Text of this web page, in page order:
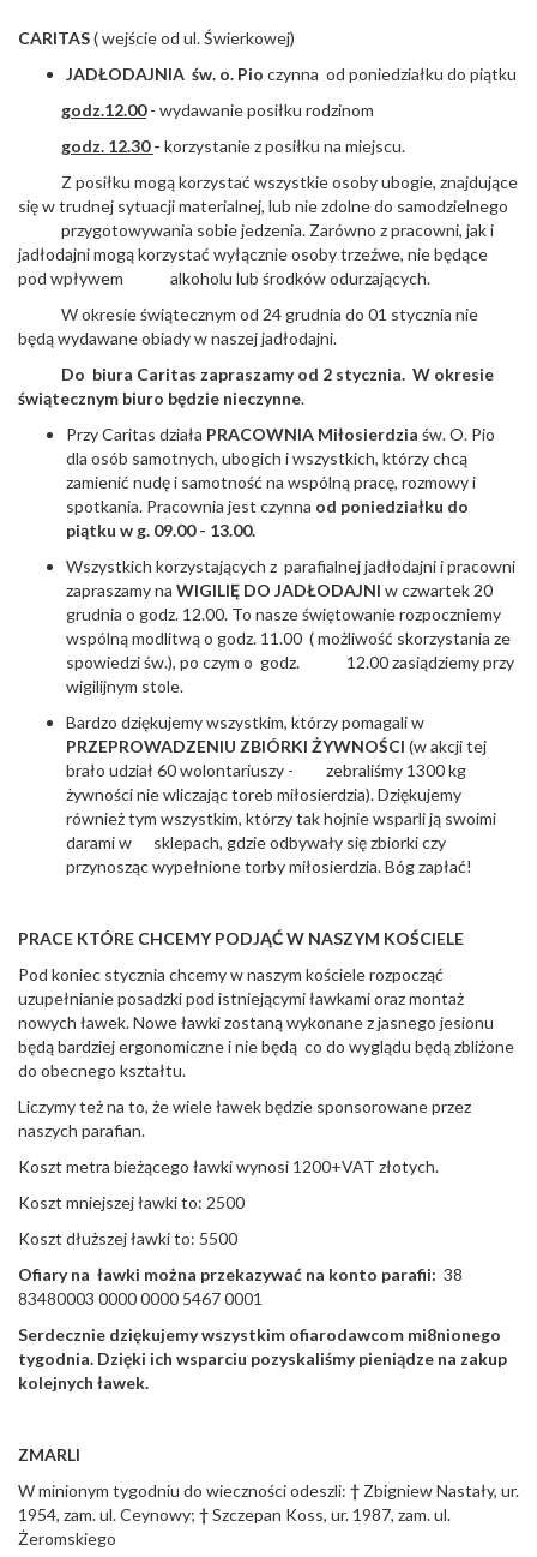
CARITAS( wejście od ul. Świerkowej)
JADŁODAJNIA św. o. Pio czynna od poniedziałku do piątku
godz.12.00 - wydawanie posiłku rodzinom
godz. 12.30- korzystanie z posiłku na miejscu.
Z posiłku mogą korzystać wszystkie osoby ubogie, znajdujące
się w trudnej sytuacji materialnej, lub nie zdolne do samodzielnego
przygotowywania sobie jedzenia. Zarówno z pracowni, jak i
jadłodajni mogą korzystać wyłącznie osoby trzeźwe, nie będące
pod wpływem alkoholu lub środków odurzających.
W okresie świątecznym od 24 grudnia do 01 stycznia nie
będą wydawane obiady w naszej jadłodajni.
Do biura Caritas zapraszamy od 2 stycznia. W okresie
świątecznym biuro będzie nieczynne.
Przy Caritas działa PRACOWNIA Miłosierdzia św. O. Pio
dla osób samotnych, ubogich i wszystkich, którzy chcą
zamienić nudę i samotność na wspólną pracę, rozmowy i
spotkania. Pracownia jest czynna od poniedziałku do
piątku w g. 09.00 - 13.00.
Wszystkich korzystających z parafialnej jadłodajni i pracowni
zapraszamy na WIGILIĘ DO JADŁODAJNI w czwartek 20
grudnia o godz. 12.00. To nasze świętowanie rozpoczniemy
wspólną modlitwą o godz. 11.00 ( możliwość skorzystania ze
spowiedzi św.), po czym o godz. 12.00 zasiądziemy przy
wigilijnym stole.
Bardzo dziękujemy wszystkim, którzy pomagali w
PRZEPROWADZENIU ZBIÓRKI ŻYWNOŚCI (w akcji tej
brało udział 60 wolontariuszy - zebraliśmy 1300 kg
żywności nie wliczając toreb miłosierdzia). Dziękujemy
również tym wszystkim, którzy tak hojnie wsparli ją swoimi
darami w sklepach, gdzie odbywały się zbiorki czy
przynosząc wypełnione torby miłosierdzia. Bóg zapłać!
PRACE KTÓRE CHCEMY PODJĄĆ W NASZYM KOŚCIELE
Pod koniec stycznia chcemy w naszym kościele rozpocząć
uzupełnianie posadzki pod istniejącymi ławkami oraz montaż
nowych ławek. Nowe ławki zostaną wykonane z jasnego jesionu
będą bardziej ergonomiczne i nie będą co do wyglądu będą zbliżone
do obecnego kształtu.
Liczymy też na to, że wiele ławek będzie sponsorowane przez
naszych parafian.
Koszt metra bieżącego ławki wynosi 1200+VAT złotych.
Koszt mniejszej ławki to: 2500
Koszt dłuższej ławki to: 5500
Ofiary na ławki można przekazywać na konto parafii: 38
83480003 0000 0000 5467 0001
Serdecznie dziękujemy wszystkim ofiarodawcom mi8nionego
tygodnia. Dzięki ich wsparciu pozyskaliśmy pieniądze na zakup
kolejnych ławek.
ZMARLI
W minionym tygodniu do wieczności odeszli: † Zbigniew Nastały, ur.
1954, zam. ul. Ceynowy; †Szczepan Koss, ur. 1987, zam. ul.
Żeromskiego